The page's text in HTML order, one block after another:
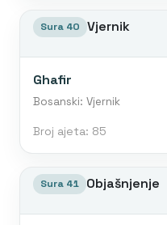
Sura 40 Vjernik
Ghafir
Bosanski: Vjernik
Broj ajeta: 85
Sura 41 Objašnjenje